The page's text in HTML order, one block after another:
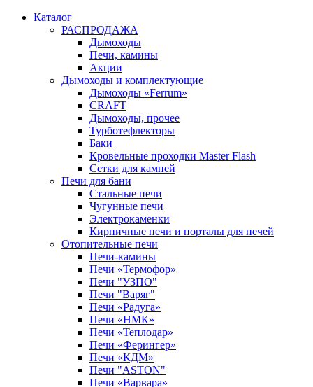
Каталог
РАСПРОДАЖА
Дымоходы
Печи, камины
Акции
Дымоходы и комплектующие
Дымоходы «Ferrum»
CRAFT
Дымоходы, прочее
Турботефлекторы
Баки
Кровельные проходки Master Flash
Сетки для камней
Печи для бани
Стальные печи
Чугунные печи
Электрокаменки
Кирпичные печи и порталы для печей
Отопительные печи
Печи-камины
Печи «Термофор»
Печи "УЗПО"
Печи "Варяг"
Печи «Радуга»
Печи «НМК»
Печи «Теплодар»
Печи «Ферингер»
Печи «КДМ»
Печи "ASTON"
Печи «Варвара»